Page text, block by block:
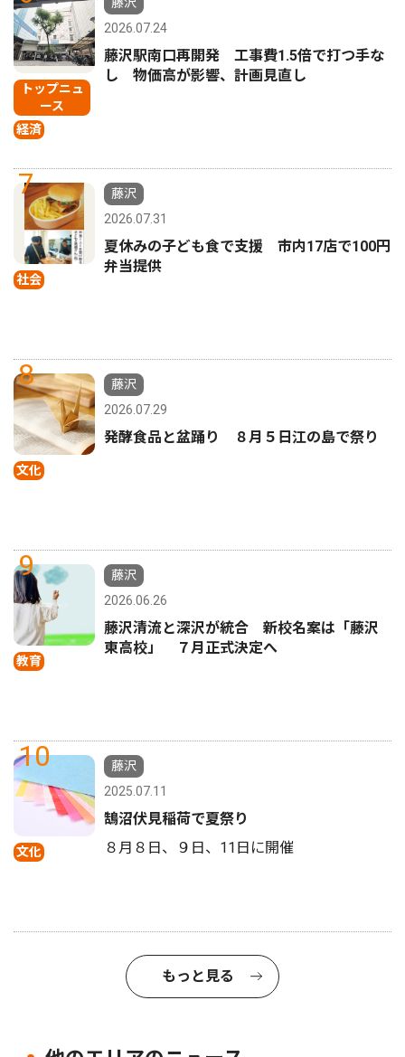
トップニュ
ース
経済
2026.07.24
藤沢駅南口再開発 工事費1.5倍で打つ手な
し 物価高が影響、計画見直し
7
社会
藤沢
2026.07.31
夏休みの子ども食で支援 市内17店で100円
弁当提供
8
文化
藤沢
2026.07.29
発酵食品と盆踊り ８月５日江の島で祭り
9
教育
藤沢
2026.06.26
藤沢清流と深沢が統合 新校名案は「藤沢
東高校」 ７月正式決定へ
10
文化
藤沢
2025.07.11
鵠沼伏見稲荷で夏祭り
８月８日、９日、11日に開催
もっと見る